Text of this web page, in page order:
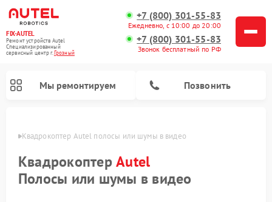
FIX-AUTEL
Ремонт устройств Autel
Специализированный
cервисный центр г.Грозный
+7 (800) 301-55-83
Ежедневно, с 10:00 до 20:00
+7 (800) 301-55-83
Звонок бесплатный по РФ
Мы ремонтируем Позвонить
Квадрокоптер Autel полосы или шумы в видео
КвадрокоптерAutel
Полосы или шумы в видео